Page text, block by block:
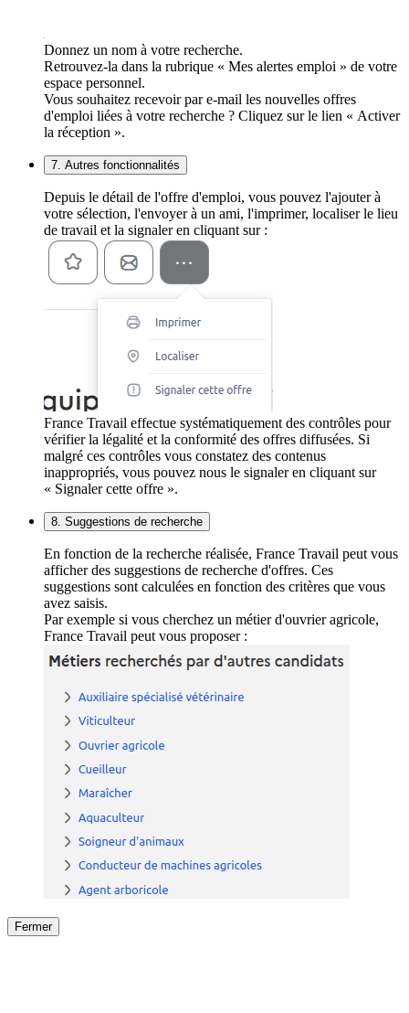
Donnez un nom à votre recherche.
Retrouvez-la dans la rubrique « Mes alertes emploi » de votre
espace personnel.
Vous souhaitez recevoir par e-mail les nouvelles offres
d'emploi liées à votre recherche ? Cliquez sur le lien « Activer
la réception ».
7. Autres fonctionnalités
Depuis le détail de l'offre d'emploi, vous pouvez l'ajouter à
votre sélection, l'envoyer à un ami, l'imprimer, localiser le lieu
de travail et la signaler en cliquant sur :
France Travail effectue systématiquement des contrôles pour
vérifier la légalité et la conformité des offres diffusées. Si
malgré ces contrôles vous constatez des contenus
inappropriés, vous pouvez nous le signaler en cliquant sur
« Signaler cette offre ».
8. Suggestions de recherche
En fonction de la recherche réalisée, France Travail peut vous
afficher des suggestions de recherche d'offres. Ces
suggestions sont calculées en fonction des critères que vous
avez saisis.
Par exemple si vous cherchez un métier d'ouvrier agricole,
France Travail peut vous proposer :
Fermer